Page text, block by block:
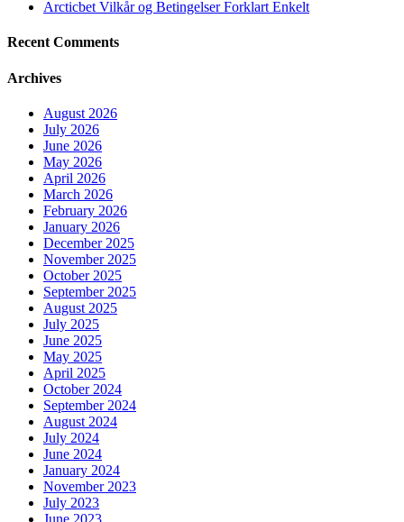
Arcticbet Vilkår og Betingelser Forklart Enkelt
Recent Comments
Archives
August 2026
July 2026
June 2026
May 2026
April 2026
March 2026
February 2026
January 2026
December 2025
November 2025
October 2025
September 2025
August 2025
July 2025
June 2025
May 2025
April 2025
October 2024
September 2024
August 2024
July 2024
June 2024
January 2024
November 2023
July 2023
June 2023